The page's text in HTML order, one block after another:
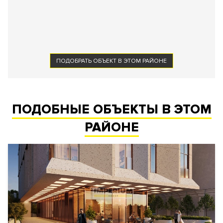
ПОДОБРАТЬ ОБЪЕКТ В ЭТОМ РАЙОНЕ
ПОДОБНЫЕ ОБЪЕКТЫ В ЭТОМ
РАЙОНЕ